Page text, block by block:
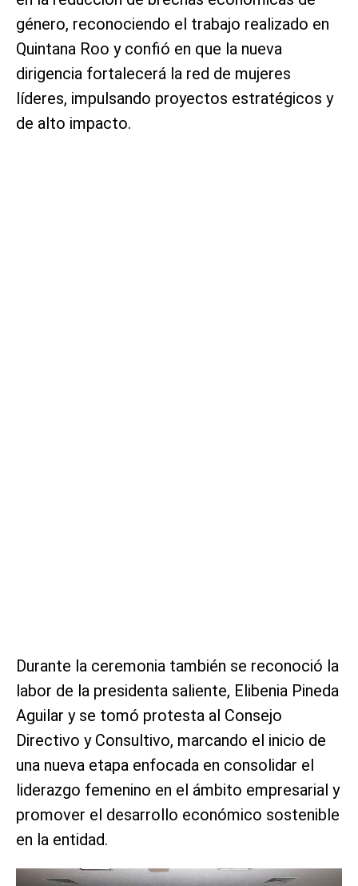
género, reconociendo el trabajo realizado en
Quintana Roo y confió en que la nueva
dirigencia fortalecerá la red de mujeres
líderes, impulsando proyectos estratégicos y
de alto impacto.
Durante la ceremonia también se reconoció la
labor de la presidenta saliente, Elibenia Pineda
Aguilar y se tomó protesta al Consejo
Directivo y Consultivo, marcando el inicio de
una nueva etapa enfocada en consolidar el
liderazgo femenino en el ámbito empresarial y
promover el desarrollo económico sostenible
en la entidad.